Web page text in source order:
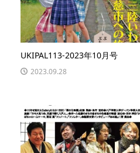
UKIPAL113-2023年10月号
2023.09.28